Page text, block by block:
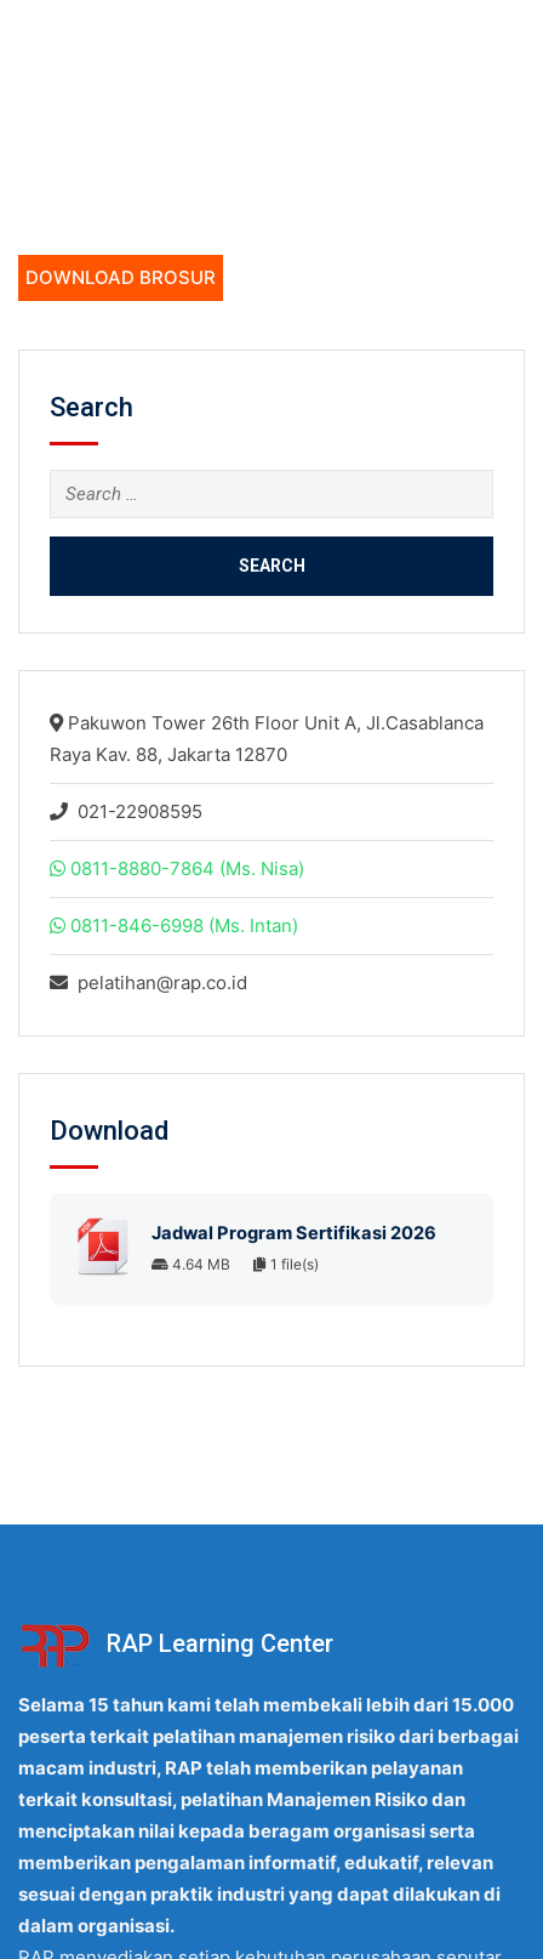
DOWNLOAD BROSUR
Search
Search
for:
Pakuwon Tower 26th Floor Unit A, Jl.Casablanca
Raya Kav. 88, Jakarta 12870
021-22908595
0811-8880-7864 (Ms. Nisa)
0811-846-6998 (Ms. Intan)
pelatihan@rap.co.id
Download
Jadwal Program Sertifikasi 2026
4.64 MB 1 file(s)
RAP Learning Center
Selama 15 tahun kami telah membekali lebih dari 15.000
peserta terkait pelatihan manajemen risiko dari berbagai
macam industri, RAP telah memberikan pelayanan
terkait konsultasi, pelatihan Manajemen Risiko dan
menciptakan nilai kepada beragam organisasi serta
memberikan pengalaman informatif, edukatif, relevan
sesuai dengan praktik industri yang dapat dilakukan di
dalam organisasi.